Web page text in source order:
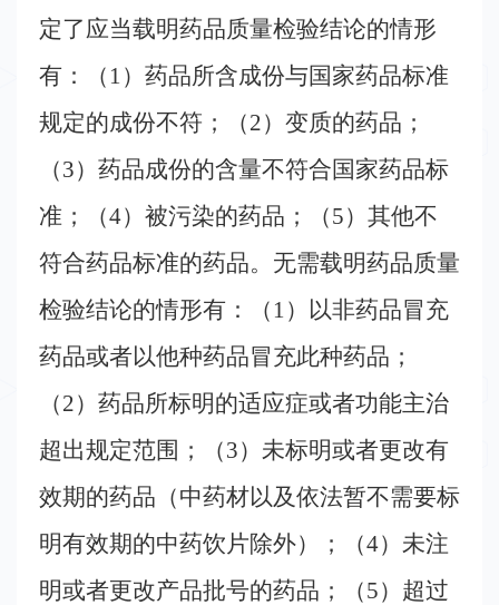
定了应当载明药品质量检验结论的情形
有：（ 1）药品所含成份与国家药品标准
规定的成份不符；（2）变质的药品；
（3）药品成份的含量不符合国家药品标
准；（4）被污染的药品；（5）其他不
符合药品标准的药品。无需载明药品质量
检验结论的情形有：（ 1）以非药品冒充
药品或者以他种药品冒充此种药品；
（2）药品所标明的适应症或者功能主治
超出规定范围；（3）未标明或者更改有
效期的药品（中药材以及依法暂不需要标
明有效期的中药饮片除外）；（4）未注
明或者更改产品批号的药品；（5）超过